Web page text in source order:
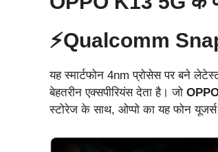
⚡Qualcomm
यह स्मार्टफोन 4nm प्रोसेस पर बने
बेहतरीन एक्सपीरियंस देता है। जो
स्टोरेज के साथ, ओप्पो का यह फोन यूजर्स